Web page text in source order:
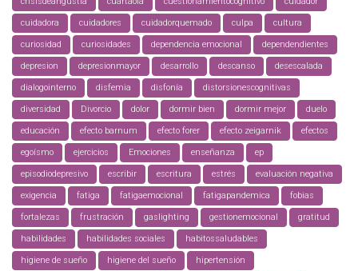
cuidadora cuidadores cuidadorquemado culpa cultura
curiosidad curiosidades dependencia emocional dependendientes
depresion depresionmayor desarrollo descanso desescalada
dialogointerno disfemia disfonía distorsionescognitivas
diversidad Divorcio dolor dormir bien dormir mejor duelo
educación efecto barnum efecto forer efecto zeigarnik efectos
egoísmo ejercicios Emociones enseñanza ep
episodiodepresivo escribir escritura estrés evaluación negativa
exigencia fatiga fatigaemocional fatigapandemica fobias
fortalezas frustración gaslighting gestionemocional gratitud
habilidades habilidades sociales habitossaludables
higiene de sueño higiene del sueño hipertensión